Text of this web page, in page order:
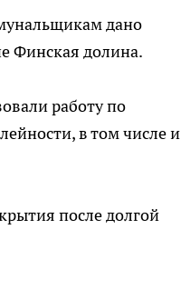
дано
Финская долина.
работу по
в том числе и
после долгой